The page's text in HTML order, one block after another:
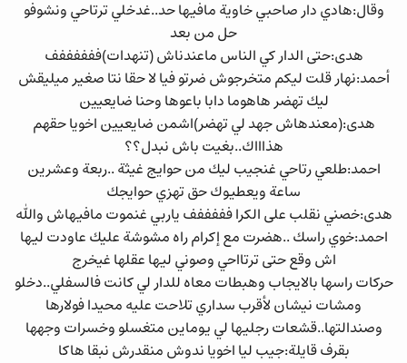
وقال:هادي دار صاحبي خاوية مافيها حد..غدخلي ترتاحي ونشوفو
حل من بعد
هدى:حتى الدار كي الناس ماعندناش (تنهدات)ففففففف
أحمد:نهار قلت ليكم متخرجوش ضرتو فيا لا حقا نتا صغير ميليقش
ليك تهضر هاهوما دابا باعوها وحنا ضايعيين
هدى:(معندهاش جهد لي تهضر)اشمن ضايعيين اخويا حقهم
هذاااك..بغيت باش نبدل؟؟
احمد:طلعي رتاحي غنجيب ليك من حوايج غيثة ..ربعة وعشرين
ساعة ويعطيوك حق تهزي حوايجك
هدى:خصني نقلب على الكرا فففففف ياربي غنموت مافيهاش والله
احمد:خوي راسك ..هضرت مع إكرام راه مشوشة عليك عاودت ليها
اش وقع حتى ترتااحي وصوني ليها عقلها غيخرج
حركات راسها بالايجاب وهبطات معاه للدار لي كانت فالسفلي..دخلو
ومشات نيشان لأقرب سداري تلاحت عليه محيدا فولارها
وصندالتها..قشعات رجليها لي يوماين متغسلو وخسرات وجهها
بقرف قايلة:جيب ليا اخويا ندوش منقدرش نبقا هاكا